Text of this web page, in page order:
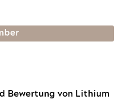
Bewertung von Lithium